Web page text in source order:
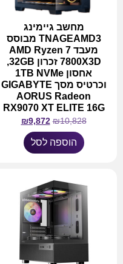
מחשב גיימינג
TNAGEAMD3 מבוסס
מעבד AMD Ryzen 7
7800X3D זכרון 32GB,
אחסון 1TB NVMe
וכרטיס מסך GIGABYTE
AORUS Radeon
RX9070 XT ELITE 16G
₪10,828
₪9,872
הוספה לסל